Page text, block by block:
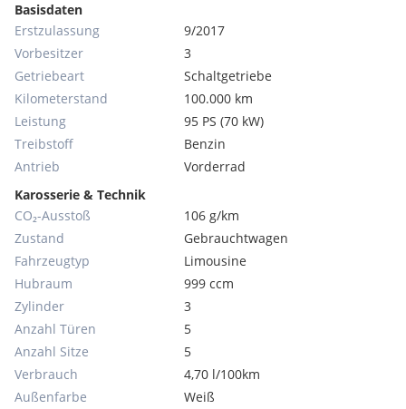
Basisdaten
Erstzulassung
9/2017
Vorbesitzer
3
Getriebeart
Schaltgetriebe
Kilometerstand
100.000 km
Leistung
95 PS (70 kW)
Treibstoff
Benzin
Antrieb
Vorderrad
Karosserie & Technik
CO₂-Ausstoß
106 g/km
Zustand
Gebrauchtwagen
Fahrzeugtyp
Limousine
Hubraum
999 ccm
Zylinder
3
Anzahl Türen
5
Anzahl Sitze
5
Verbrauch
4,70 l/100km
Außenfarbe
Weiß